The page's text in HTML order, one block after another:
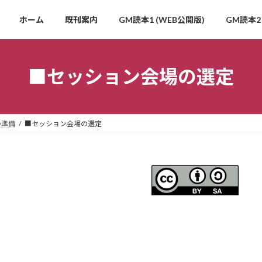
ホーム 既刊案内 GM読本1 (WEB公開版) GM読本
■セッション会場の選定
備 ■セッション会場の選定